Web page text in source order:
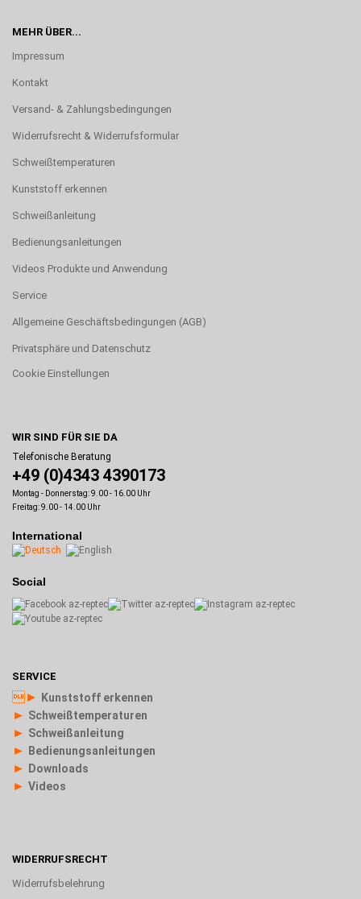
MEHR ÜBER...
Impressum
Kontakt
Versand- & Zahlungsbedingungen
Widerrufsrecht & Widerrufsformular
Schweißtemperaturen
Kunststoff erkennen
Schweißanleitung
Bedienungsanleitungen
Videos Produkte und Anwendung
Service
Allgemeine Geschäftsbedingungen (AGB)
Privatsphäre und Datenschutz
Cookie Einstellungen
WIR SIND FÜR SIE DA
Telefonische Beratung
+49 (0)4343 4390173
Montag - Donnerstag: 9.00 - 16.00 Uhr
Freitag: 9.00 - 14.00 Uhr
International
Social
SERVICE
► Kunststoff erkennen
► Schweißtemperaturen
► Schweißanleitung
► Bedienungsanleitungen
► Downloads
► Videos
WIDERRUFSRECHT
Widerrufsbelehrung